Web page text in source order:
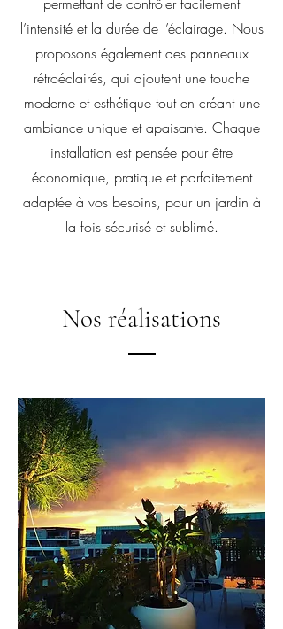
l’intensité et la durée de l’éclairage. Nous
proposons également des panneaux
rétroéclairés, qui ajoutent une touche
moderne et esthétique tout en créant une
ambiance unique et apaisante. Chaque
installation est pensée pour être
économique, pratique et parfaitement
adaptée à vos besoins, pour un jardin à
la fois sécurisé et sublimé.
Nos réalisations